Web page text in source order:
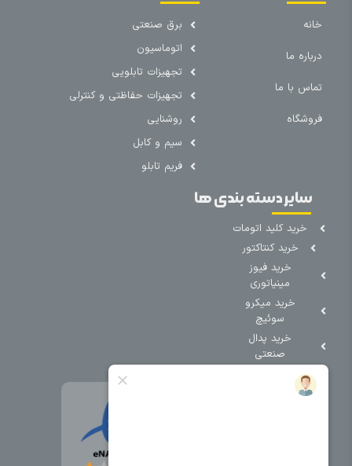
خانه
درباره ما
تماس با ما
فروشگاه
برق صنعتی
اتوماسیون
تجهیزات تابلویی
تجهیزات حفاظتی و کنترلی
روشنایی
سیم و کابل
فریم تابلو
سایر دسته بندی ها
خرید کلید اتومات
خرید کنتاکتور
خرید فیوز
مینیاتوری
خرید میکرو
سوئیچ
خرید پدال
صنعتی